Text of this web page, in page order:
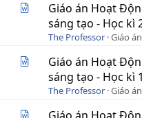
Giáo án Hoạt
sáng tạo - Học kì
The Professor Giáo
Giáo án Hoạt
sáng tạo - Học kì 1
The Professor Giáo